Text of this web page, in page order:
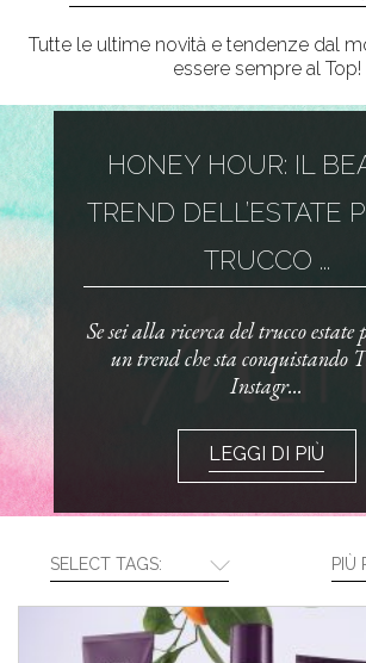
Tutte le ultime novità e tendenze dal
essere sempre al Top!
HONEY HOUR: IL
TREND DELL’ESTATE
TRUCCO ...
Se sei alla ricerca del trucco estate
un trend che sta conquistando
Instagr...
LEGGI DI PIÙ
SELECT TAGS: PIÙ